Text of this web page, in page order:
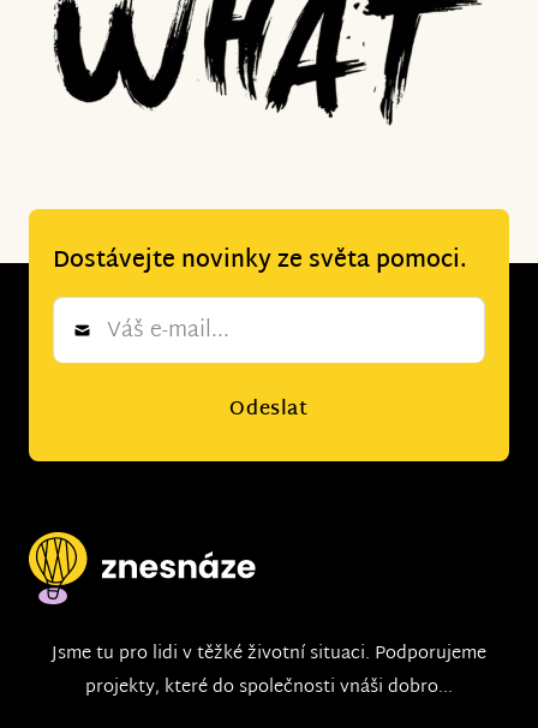
Dostávejte novinky ze světa pomoci.
Newsletter
Odeslat
Jsme tu pro lidi v těžké životní situaci. Podporujeme
projekty, které do společnosti vnáši dobro...